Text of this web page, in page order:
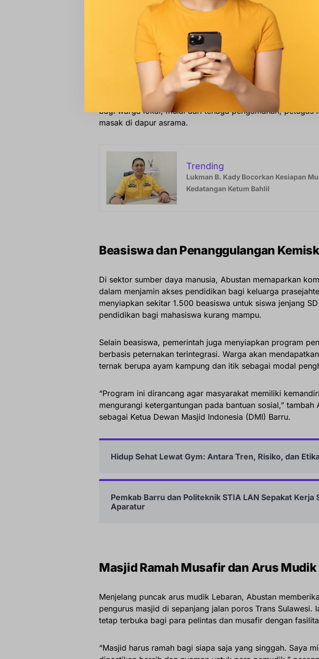
berharap perputaran uang tetap berada di lingkup Desa
“Jangan sampai nanti telurnya dibeli dari daerah lain.
itu, mulai dari ayam, sayuran, hingga ikan, supaya ada
masyarakat di sini,” tegasnya.
Selain sektor pangan, kehadiran sekolah ini diproyeksikan
bagi warga lokal, mulai dari tenaga pengamanan, petugas
masak di dapur asrama.
Trending
Lukman B. Kady Bocorkan Kesiapan
Kedatangan Ketum Bahlil
Beasiswa dan Penanggulangan
Di sektor sumber daya manusia, Abustan memaparkan
dalam menjamin akses pendidikan bagi keluarga
menyiapkan sekitar 1.500 beasiswa untuk siswa jenjang
pendidikan bagi mahasiswa kurang mampu.
Selain beasiswa, pemerintah juga menyiapkan program
berbasis peternakan terintegrasi. Warga akan
ternak berupa ayam kampung dan itik sebagai modal
“Program ini dirancang agar masyarakat memiliki
mengurangi ketergantungan pada bantuan sosial,” tambah
sebagai Ketua Dewan Masjid Indonesia (DMI) Barru.
Hidup Sehat Lewat Gym: Antara Tren, Risiko, dan
Pemkab Barru dan Politeknik STIA LAN Sepakat Kerja
Aparatur
Masjid Ramah Musafir dan Arus Mudik
Menjelang puncak arus mudik Lebaran, Abustan
pengurus masjid di sepanjang jalan poros Trans Sulawesi.
tetap terbuka bagi para pelintas dan musafir dengan
“Masjid harus ramah bagi siapa saja yang singgah. Saya